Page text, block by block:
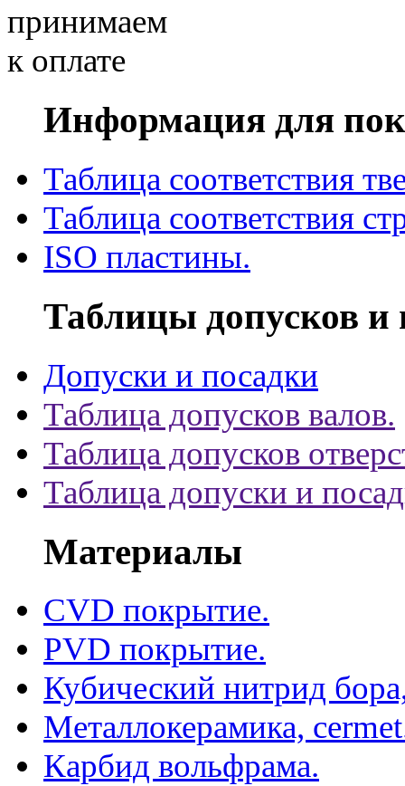
Информация для
Таблица соответствия
Таблица соответствия
ISO пластины.
Таблицы допусков и
Допуски и посадки
Таблица допусков валов.
Таблица допусков
Таблица допуски и
Материалы
CVD покрытие.
PVD покрытие.
Кубический нитрид
Металлокерамика,
Карбид вольфрама.